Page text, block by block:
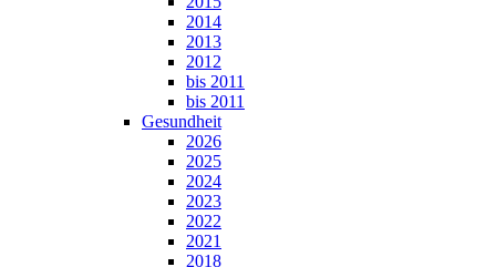
2014
2013
2012
bis 2011
bis 2011
Gesundheit
2026
2025
2024
2023
2022
2021
2018